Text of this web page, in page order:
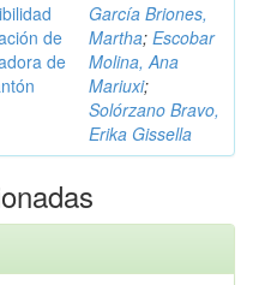
de
de
García Briones,
Martha; Escobar
Molina, Ana
Mariuxi;
Solórzano Bravo,
Erika Gissella